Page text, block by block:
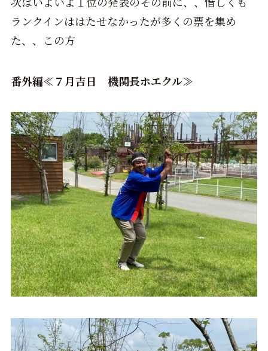
ランクインははたせなかったが多くの票を集め
た、、この方
番外編≪７月吉日 機関長ホエクル≫